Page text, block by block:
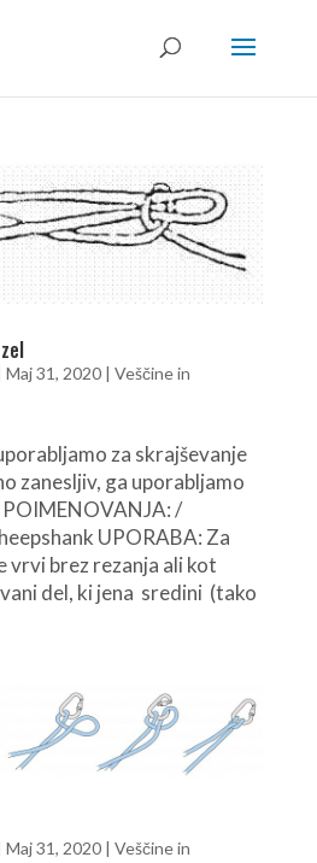
Maj 31, 2020| Veščine in
za skrajševanje
zanesljiv, ga uporabljamo
/
UPORABA: Za
vrvi brez rezanja ali kot
del, ki jena sredini (tako
Maj 31, 2020| Veščine in